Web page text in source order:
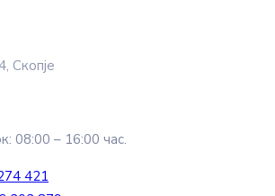
Скопје
08:00 – 16:00 час.
421